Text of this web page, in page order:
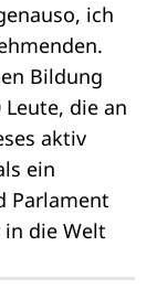
ich
Bildung
die an
aktiv
ein
Parlament
in die Welt